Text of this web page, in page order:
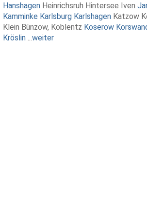
Hanshagen Heinrichsruh Hintersee Iven
Kamminke Karlsburg Karlshagen Katzow
Klein Bünzow, Koblentz Koserow
Kröslin ...weiter